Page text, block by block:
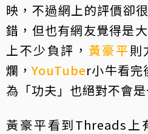
映，不過網上的評價卻
錯，但也有網友覺得是
上不少負評， 黃豪平 則
爛，YouTuber小牛看完
為「功夫」也絕對不會
黃豪平看到Threads上